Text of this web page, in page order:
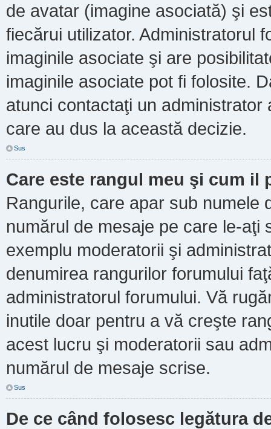
de avatar (imagine asociată) şi
fiecărui utilizator. Administratorul
imaginile asociate şi are
imaginile asociate pot fi folosite.
atunci contactaţi un
care au dus la această decizie.
Sus
Care este rangul meu şi cum il
Rangurile, care apar sub numele
numărul de mesaje pe care le-aţi
exemplu moderatorii şi
denumirea rangurilor forumului
administratorul forumului. Vă
inutile doar pentru a vă creşte
acest lucru şi moderatorii sau
numărul de mesaje scrise.
Sus
De ce când folosesc legătura